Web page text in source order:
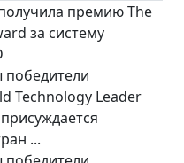
премию The
за систему
Technology Leader
...